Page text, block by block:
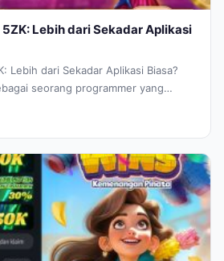
Lebih dari Sekadar Aplikasi
Lebih dari Sekadar Aplikasi Biasa?
seorang programmer yang